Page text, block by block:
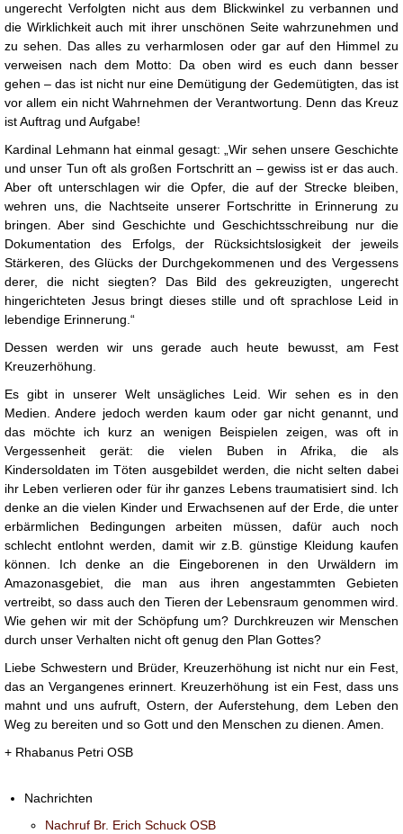
ungerecht Verfolgten nicht aus dem Blickwinkel zu verbannen und
die Wirklichkeit auch mit ihrer unschönen Seite wahrzunehmen und
zu sehen. Das alles zu verharmlosen oder gar auf den Himmel zu
verweisen nach dem Motto: Da oben wird es euch dann besser
gehen – das ist nicht nur eine Demütigung der Gedemütigten, das ist
vor allem ein nicht Wahrnehmen der Verantwortung. Denn das Kreuz
ist Auftrag und Aufgabe!
Kardinal Lehmann hat einmal gesagt: „Wir sehen unsere Geschichte
und unser Tun oft als großen Fortschritt an – gewiss ist er das auch.
Aber oft unterschlagen wir die Opfer, die auf der Strecke bleiben,
wehren uns, die Nachtseite unserer Fortschritte in Erinnerung zu
bringen. Aber sind Geschichte und Geschichtsschreibung nur die
Dokumentation des Erfolgs, der Rücksichtslosigkeit der jeweils
Stärkeren, des Glücks der Durchgekommenen und des Vergessens
derer, die nicht siegten? Das Bild des gekreuzigten, ungerecht
hingerichteten Jesus bringt dieses stille und oft sprachlose Leid in
lebendige Erinnerung.“
Dessen werden wir uns gerade auch heute bewusst, am Fest
Kreuzerhöhung.
Es gibt in unserer Welt unsägliches Leid. Wir sehen es in den
Medien. Andere jedoch werden kaum oder gar nicht genannt, und
das möchte ich kurz an wenigen Beispielen zeigen, was oft in
Vergessenheit gerät: die vielen Buben in Afrika, die als
Kindersoldaten im Töten ausgebildet werden, die nicht selten dabei
ihr Leben verlieren oder für ihr ganzes Lebens traumatisiert sind. Ich
denke an die vielen Kinder und Erwachsenen auf der Erde, die unter
erbärmlichen Bedingungen arbeiten müssen, dafür auch noch
schlecht entlohnt werden, damit wir z.B. günstige Kleidung kaufen
können. Ich denke an die Eingeborenen in den Urwäldern im
Amazonasgebiet, die man aus ihren angestammten Gebieten
vertreibt, so dass auch den Tieren der Lebensraum genommen wird.
Wie gehen wir mit der Schöpfung um? Durchkreuzen wir Menschen
durch unser Verhalten nicht oft genug den Plan Gottes?
Liebe Schwestern und Brüder, Kreuzerhöhung ist nicht nur ein Fest,
das an Vergangenes erinnert. Kreuzerhöhung ist ein Fest, dass uns
mahnt und uns aufruft, Ostern, der Auferstehung, dem Leben den
Weg zu bereiten und so Gott und den Menschen zu dienen. Amen.
+ Rhabanus Petri OSB
Nachrichten
Nachruf Br. Erich Schuck OSB